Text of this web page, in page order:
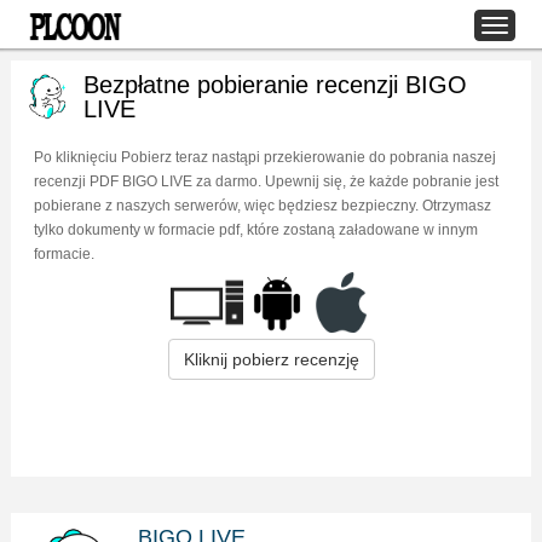
Bezpłatne pobieranie recenzji BIGO
LIVE
Po kliknięciu Pobierz teraz nastąpi przekierowanie do pobrania naszej
recenzji PDF BIGO LIVE za darmo. Upewnij się, że każde pobranie jest
pobierane z naszych serwerów, więc będziesz bezpieczny. Otrzymasz
tylko dokumenty w formacie pdf, które zostaną załadowane w innym
formacie.
Kliknij pobierz recenzję
BIGO LIVE